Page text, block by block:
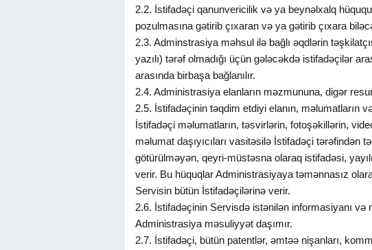
2.2. İstifadəçi qanunvericilik və ya beynəlxalq
pozulmasına gətirib çıxaran və ya gətirib çıxara
2.3. Adminstrasiya məhsul ilə bağlı əqdlərin
yazılı) tərəf olmadığı üçün gələcəkdə istifadəçilər
arasında birbaşa bağlanılır.
2.4. Administrasiya elanların məzmununa, digər
2.5. İstifadəçinin təqdim etdiyi elanın, məlumatların
İstifadəçi məlumatların, təsvirlərin, fotoşəkillərin,
məlumat daşıyıcıları vasitəsilə İstifadəçi
götürülməyən, qeyri-müstəsna olaraq istifadəsi,
verir. Bu hüquqlar Administrasiyaya təmənnasız
Servisin bütün İstifadəçilərinə verir.
2.6. İstifadəçinin Servisdə istənilən informasiyanı və
Administrasiya məsuliyyət daşımır.
2.7. İstifadəçi, bütün patentlər, əmtəə nişanları,